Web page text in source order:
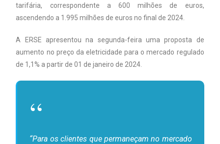
tarifária, correspondente a 600 milhões de euros,
ascendendo a 1.995 milhões de euros no final de 2024.
A ERSE apresentou na segunda-feira uma proposta de
aumento no preço da eletricidade para o mercado regulado
de 1,1% a partir de 01 de janeiro de 2024.
“Para os clientes que permaneçam no mercado